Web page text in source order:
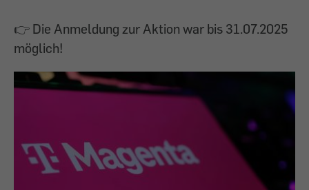
👉 Die Anmeldung zur Aktion war bis 31.07.2025
möglich!